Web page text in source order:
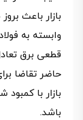
بازار باعث
وابسته به
قطعی برق
حاضر تقاضا
بازار با
باشد.